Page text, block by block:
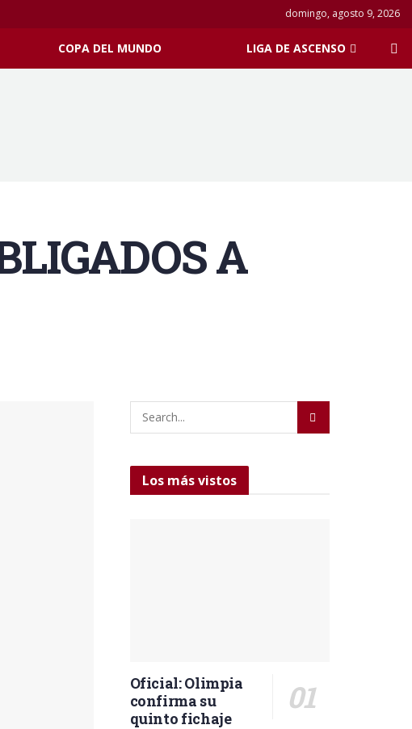
domingo, agosto 9, 2026
COPA DEL MUNDO LIGA DE ASCENSO
A
Los más vistos
Oficial: Olimpia
confirma su
quinto fichaje